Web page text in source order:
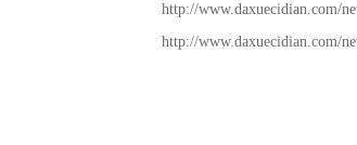
http://www.daxuecidian.com/
http://www.daxuecidian.com/